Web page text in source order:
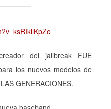
del jailbreak FUE
los nuevos modelos de
GENERACIONES.